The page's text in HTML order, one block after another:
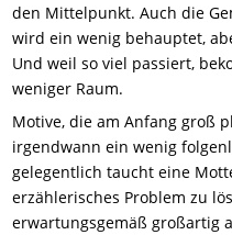
den Mittelpunkt. Auch die
wird ein wenig behauptet,
Und weil so viel passiert,
weniger Raum.
Motive, die am Anfang groß
irgendwann ein wenig
gelegentlich taucht eine
erzählerisches Problem zu
erwartungsgemäß großartig